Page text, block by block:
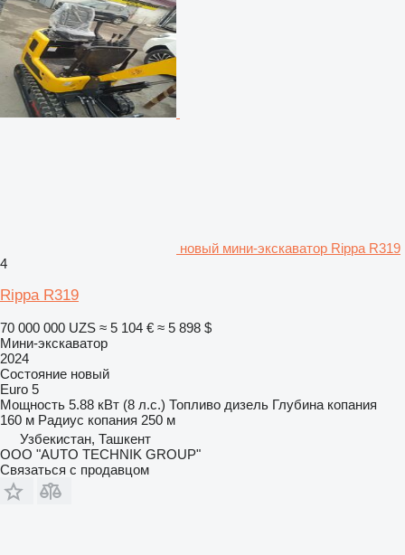
новый мини-экскаватор Rippa R319
4
Rippa R319
70 000 000 UZS ≈ 5 104 € ≈ 5 898 $
Мини-экскаватор
2024
Состояние новый
Euro 5
Мощность 5.88 кВт (8 л.с.) Топливо дизель Глубина копания
160 м Радиус копания 250 м
Узбекистан, Ташкент
OOO "AUTO TECHNIK GROUP"
Связаться с продавцом